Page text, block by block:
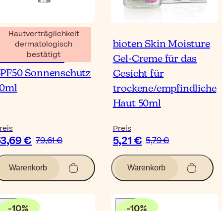
Hautverträglichkeit
dermatologisch
bestätigt
LAB Meso Fill
& Protect
Sonnenschutz
€ 79,61 €
Warenkorb
bioten Skin Moisture
Gel-Creme für das
Gesicht für
trockene/empfindliche
Haut 50ml
Preis
5,21 € 5,79 €
Warenkorb